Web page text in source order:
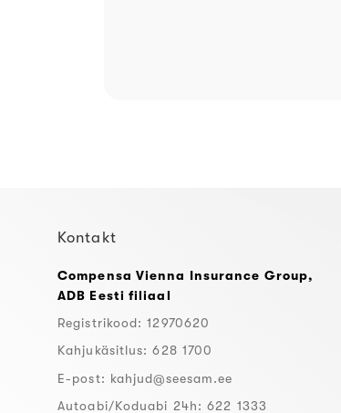
Kontakt
Compensa Vienna Insurance Group,
ADB Eesti filiaal
Registrikood: 12970620
Kahjukäsitlus: 628 1700
E-post: kahjud@seesam.ee
Autoabi/Koduabi 24h: 622 1333